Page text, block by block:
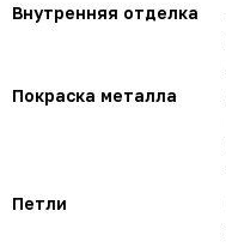
Внутренняя отделка
Покраска металла
Петли